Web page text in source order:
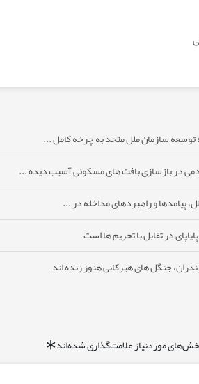
توسعه سازمان ملل متحد به چرخه کامل ...
در بازسازی بافت های مسکونی آسیب دیده ...
پیامدها و راهبردهای مداخله در ...
در تقابل با تحریم ها است
جنگل های هیرکانی هنوز زنده اند
موردنیاز علامت‌گذاری شده‌اند*